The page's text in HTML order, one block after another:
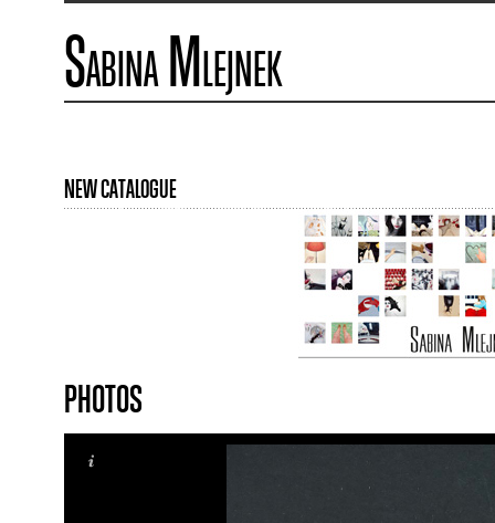
Sabina Mlejnek
NEW CATALOGUE
PHOTOS